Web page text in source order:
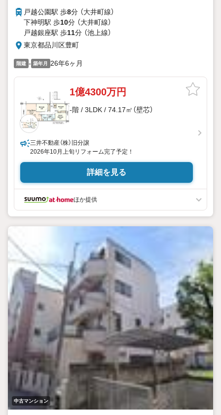
戸越公園駅 歩8分 （大井町線）
下神明駅 歩10分 （大井町線）
戸越銀座駅 歩11分 （池上線）
東京都品川区豊町
階建 - 築年月 26年6ヶ月
1億4300万円
-階 / 3LDK / 74.17㎡（壁芯）
三井不動産（株）旧分譲
2026年10月上旬リフォーム完了予定！
詳細を見る
ほか提供
中古マンション